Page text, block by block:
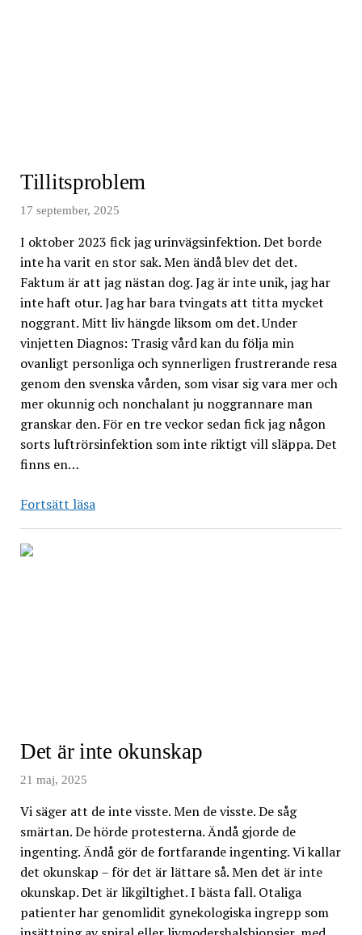
Tillitsproblem
17 september, 2025
I oktober 2023 fick jag urinvägsinfektion. Det borde
inte ha varit en stor sak. Men ändå blev det det.
Faktum är att jag nästan dog. Jag är inte unik, jag har
inte haft otur. Jag har bara tvingats att titta mycket
noggrant. Mitt liv hängde liksom om det. Under
vinjetten Diagnos: Trasig vård kan du följa min
ovanligt personliga och synnerligen frustrerande resa
genom den svenska vården, som visar sig vara mer och
mer okunnig och nonchalant ju noggrannare man
granskar den. För en tre veckor sedan fick jag någon
sorts luftrörsinfektion som inte riktigt vill släppa. Det
finns en…
Fortsätt läsaTillitsproblem
Det är inte okunskap
21 maj, 2025
Vi säger att de inte visste. Men de visste. De såg
smärtan. De hörde protesterna. Ändå gjorde de
ingenting. Ändå gör de fortfarande ingenting. Vi kallar
det okunskap – för det är lättare så. Men det är inte
okunskap. Det är likgiltighet. I bästa fall. Otaliga
patienter har genomlidit gynekologiska ingrepp som